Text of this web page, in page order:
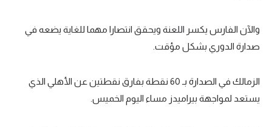
والآن الفارس يكسر اللعنة ويحقق انتصارا مهما للغاية يضعه في
صدارة الدوري بشكل مؤقت.
الزمالك في الصدارة بـ 60 نقطة بفارق نقطتين عن الأهلي الذي
يستعد لمواجهة بيراميدز مساء اليوم الخميس.